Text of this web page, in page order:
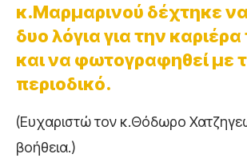
κ.Μαρμαρινού δέχτηκε
δυο λόγια για την
και να φωτογραφηθεί με
περιοδικό.
(Ευχαριστώ τον κ.Θόδωρο
βοήθεια.)